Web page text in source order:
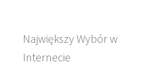
Największy Wybór w
Internecie